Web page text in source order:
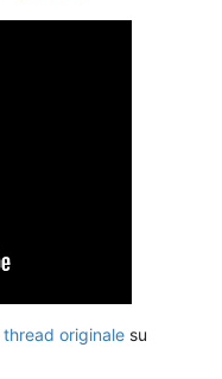
thread originale su